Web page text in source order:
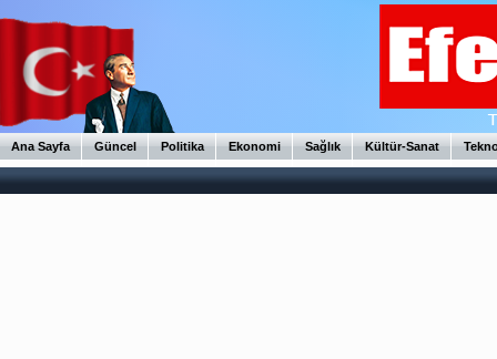
Ana Sayfa Güncel Politika Ekonomi Sağlık Kültür-Sanat